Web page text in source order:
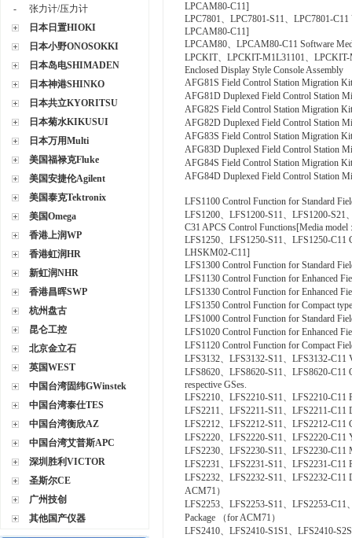
-
张力计/压力计
日本日置HIOKI
日本小野ONOSOKKI
日本岛电SHIMADEN
日本神港SHINKO
日本共立KYORITSU
日本菊水KIKUSUI
日本万用Multi
美国福禄克Fluke
美国安捷伦Agilent
美国泰克Tektronix
美国Omega
香港上润WP
香港虹润HR
新虹润NHR
香港昌晖SWP
杭州盘古
昆仑工控
北京金立石
英国WEST
中国台湾固纬GWinstek
中国台湾泰仕TES
中国台湾衡欣AZ
中国台湾艾普斯APC
深圳胜利VICTOR
圣斯尔CE
广州技创
其他国产仪器
LPCAM80-C11]
LPC7801、LPC7801-S11、LPC7801-
LPCAM80-C11]
LPCAM80、LPCAM80-C11 Software
LPCKIT、LPCKIT-M1L31101、
Enclosed Display Style Console Assembly
AFG81S Field Control Station Migration
AFG81D Duplexed Field Control Station
AFG82S Field Control Station Migration
AFG82D Duplexed Field Control Station
AFG83S Field Control Station Migration
AFG83D Duplexed Field Control Station
AFG84S Field Control Station Migration
AFG84D Duplexed Field Control Station
LFS1100 Control Function for Standard
LFS1200、LFS1200-S11、LFS1200-S21
C31 APCS Control Functions[Media
LFS1250、LFS1250-S11、LFS1250-C11
LHSKM02-C11]
LFS1300 Control Function for Standard
LFS1130 Control Function for Enhanced
LFS1330 Control Function for Enhanced
LFS1350 Control Function for Compact
LFS1000 Control Function for Standard
LFS1020 Control Function for Enhanced
LFS1120 Control Function for Compact
LFS3132、LFS3132-S11、LFS3132-C11
LFS8620、LFS8620-S11、LFS8620-C11
respective GSes.
LFS2210、LFS2210-S11、LFS2210-
LFS2211、LFS2211-S11、LFS2211-
LFS2212、LFS2212-S11、LFS2212-C11
LFS2220、LFS2220-S11、LFS2220-C11
LFS2230、LFS2230-S11、LFS2230-C11
LFS2231、LFS2231-S11、LFS2231-C11
LFS2232、LFS2232-S11、LFS2232-
ACM71）
LFS2253、LFS2253-S11、LFS2253-C11
Package （for ACM71）
LFS2410、LFS2410-S1S1、LFS2410-